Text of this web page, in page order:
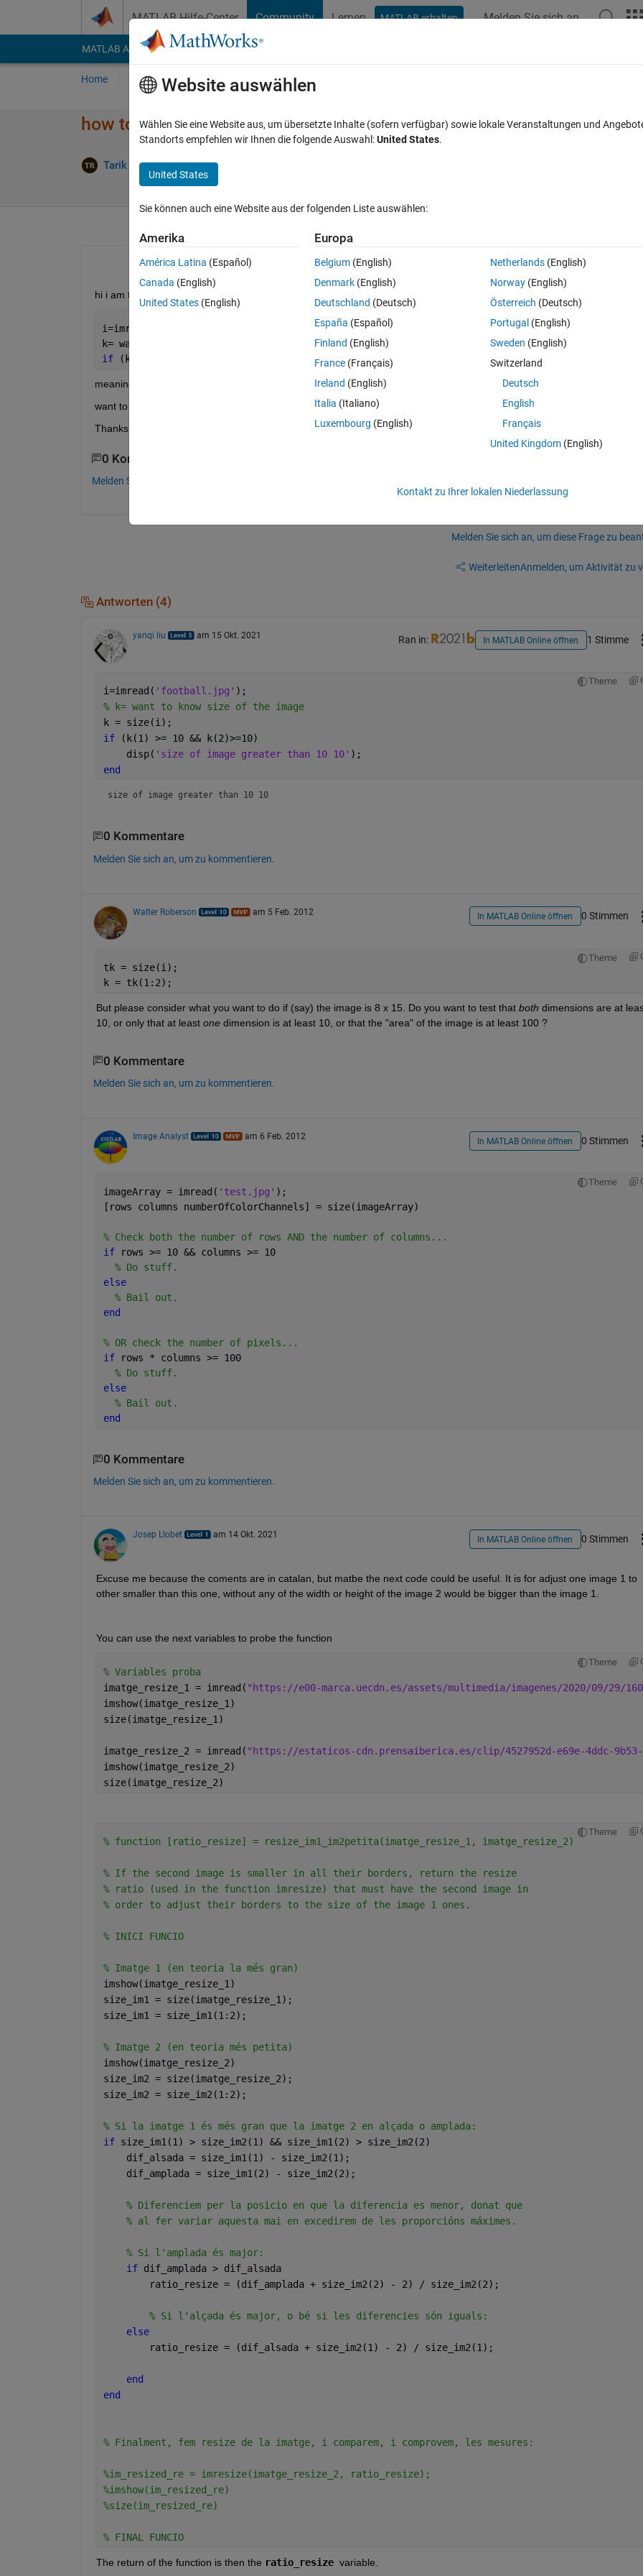
MATLAB Hilfe-Center Community Lernen MATLAB erhalten Melden Sie sich an
MATLAB Answers File Exchange Cody
Home Fragen Antworten Durchsuchen
how to compare image size
Tarik Razak 5 Feb. 2012
In MATLAB Online öffnen 0 Stimmen
hi i am trying to figure out if image is below certain size i.e.
i=imread(
k= want to
if
(k >= [10 10])
meaning if current image is greater than 10x10 pixel
want to get this small code right.
Thanks for the reply
0 Kommentare
Melden Sie sich an, um zu kommentieren.
Melden Sie sich an, um diese Frage zu
WeiterleitenAnmelden, um Aktivität zu
Antworten (4)
yanqi liu am 15 Okt. 2021 Ran in: In MATLAB Online öffnen 1 Stimme
Theme
i=imread( 'football.jpg' );
% k= want to know size of the image
k = size(i);
if
(k(1) >= 10 && k(2)>=10)
    disp(
'size of image greater than 10 10' );
end
size of image greater than 10 10
0 Kommentare
Melden Sie sich an, um zu kommentieren.
Walter Roberson am 5 Feb. 2012 In MATLAB Online öffnen 0 Stimmen
Theme
tk = size(i);
k = tk(1:2);
But please consider what you want to do if (say) the image is 8 x 15. Do you want to test that both dimensions are at
10, or only that at least one dimension is at least 10, or that the "area" of the image is at least 100 ?
0 Kommentare
Melden Sie sich an, um zu kommentieren.
Image Analyst am 6 Feb. 2012 In MATLAB Online öffnen 0 Stimmen
Theme
imageArray = imread( 'test.jpg' );
[rows columns numberOfColorChannels] = size(imageArray)
% Check both the number of rows AND the number of columns...
if
rows >= 10 && columns >= 10
% Do stuff.
else
% Bail out.
end
% OR check the number of pixels...
if
rows * columns >= 100
% Do stuff.
else
% Bail out.
end
0 Kommentare
Melden Sie sich an, um zu kommentieren.
Josep Llobet am 14 Okt. 2021 In MATLAB Online öffnen 0 Stimmen
Excuse me because the coments are in catalan, but matbe the next code could be useful. It is for adjust one image 1 to
other smaller than this one, without any of the width or height of the image 2 would be bigger than the image 1.
You can use the next variables to probe the function
Theme
% Variables proba
imatge_resize_1 = imread( "https://e00-marca.uecdn.es/assets/multimedia/imagenes/2020/09/29/
imshow(imatge_resize_1)
size(imatge_resize_1)
imatge_resize_2 = imread( "https://estaticos-cdn.prensaiberica.es/clip/4527952d-e69e-4ddc-9b53-
imshow(imatge_resize_2)
size(imatge_resize_2)
Theme
% function [ratio_resize] = resize_im1_im2petita(imatge_resize_1, imatge_resize_2)
% If the second image is smaller in all their borders, return the resize
% ratio (used in the function imresize) that must have the second image in
% order to adjust their borders to the size of the image 1 ones.
% INICI FUNCIO
% Imatge 1 (en teoria la més gran)
imshow(imatge_resize_1)
size_im1 = size(imatge_resize_1);
size_im1 = size_im1(1:2);
% Imatge 2 (en teoria més petita)
imshow(imatge_resize_2)
size_im2 = size(imatge_resize_2);
size_im2 = size_im2(1:2);
% Si la imatge 1 és més gran que la imatge 2 en alçada o amplada:
if size_im1(1) > size_im2(1) && size_im1(2) > size_im2(2)
    dif_alsada = size_im1(1) - size_im2(1);
    dif_amplada = size_im1(2) - size_im2(2);
% Diferenciem per la posicio en que la diferencia es menor, donat que
% al fer variar aquesta mai en excedirem de les proporcións máximes.
% Si l'amplada és major:
if dif_amplada > dif_alsada
        ratio_resize = (dif_amplada + size_im2(2) - 2) / size_im2(2);
% Si l'alçada és major, o bé si les diferencies són iguals:
else
        ratio_resize = (dif_alsada + size_im2(1) - 2) / size_im2(1);
end
end
% Finalment, fem resize de la imatge, i comparem, i comprovem, les mesures:
%im_resized_re = imresize(imatge_resize_2, ratio_resize);
%imshow(im_resized_re)
%size(im_resized_re)
% FINAL FUNCIO
The return of the function is then the ratio_resize variable.
Website auswählen
Wählen Sie eine Website aus, um übersetzte Inhalte (sofern verfügbar) sowie lokale Veranstaltungen und
Standorts empfehlen wir Ihnen die folgende Auswahl:United States.
United States
Sie können auch eine Website aus der folgenden Liste auswählen:
Amerika
América Latina (Español)
Canada (English)
United States (English)
Europa
Belgium (English)
Denmark (English)
Deutschland (Deutsch)
España (Español)
Finland (English)
France (Français)
Ireland (English)
Italia (Italiano)
Luxembourg (English)
Netherlands(English)
Norway(English)
Österreich (Deutsch)
Portugal (English)
Sweden (English)
Switzerland
Deutsch
English
Français
United Kingdom(English)
Kontakt zu Ihrer lokalen Niederlassung